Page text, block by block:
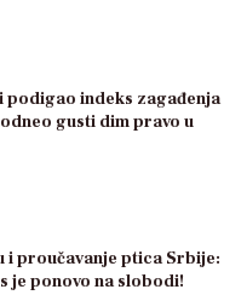
podigao indeks zagađenja
gusti dim pravo u
i proučavanje ptica Srbije:
je ponovo na slobodi!